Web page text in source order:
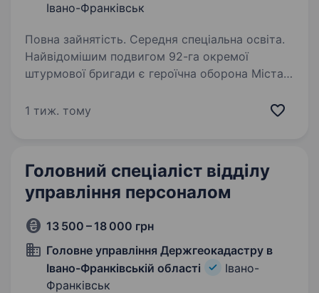
Івано-Франківськ
Повна зайнятість. Середня спеціальна освіта.
Найвідомішим подвигом 92-га окремої
штурмової бригади є героїчна оборона Міста-
області, де наші військовослужбовці майже 5
1 тиж. тому
Головний спеціаліст відділу
управління персоналом
13 500 – 18 000 грн
Головне управління Держгеокадастру в
Івано-Франківській області
Івано-
Франківськ